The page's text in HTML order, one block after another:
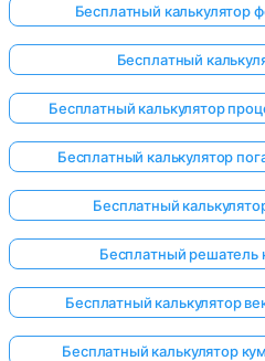
Бесплатный калькулятор
Бесплатный
Бесплатный калькулятор
Бесплатный калькулятор
Бесплатный
Бесплатный решатель
Бесплатный калькулятор
Бесплатный калькулятор